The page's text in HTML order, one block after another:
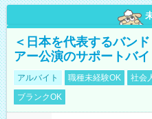
＜日本を代表するバン
アー公演のサポートバ
アルバイト 職種未経験OK 社会
ブランクOK